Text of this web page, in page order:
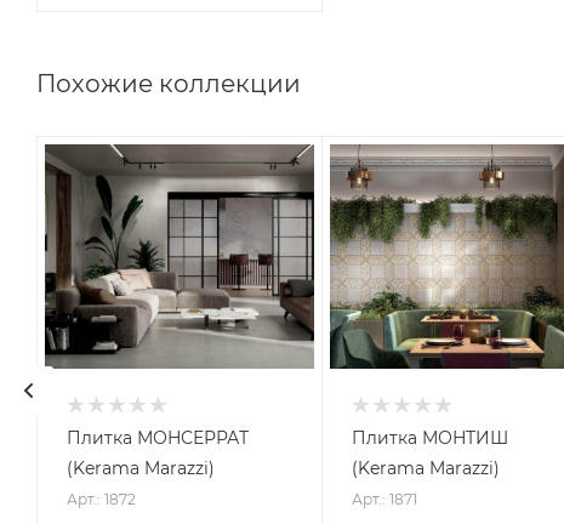
Похожие коллекции
Плитка МОНСЕРРАТ
(Kerama Marazzi)
Арт.: 1872
Плитка МОНТИШ
(Kerama Marazzi)
Арт.: 1871